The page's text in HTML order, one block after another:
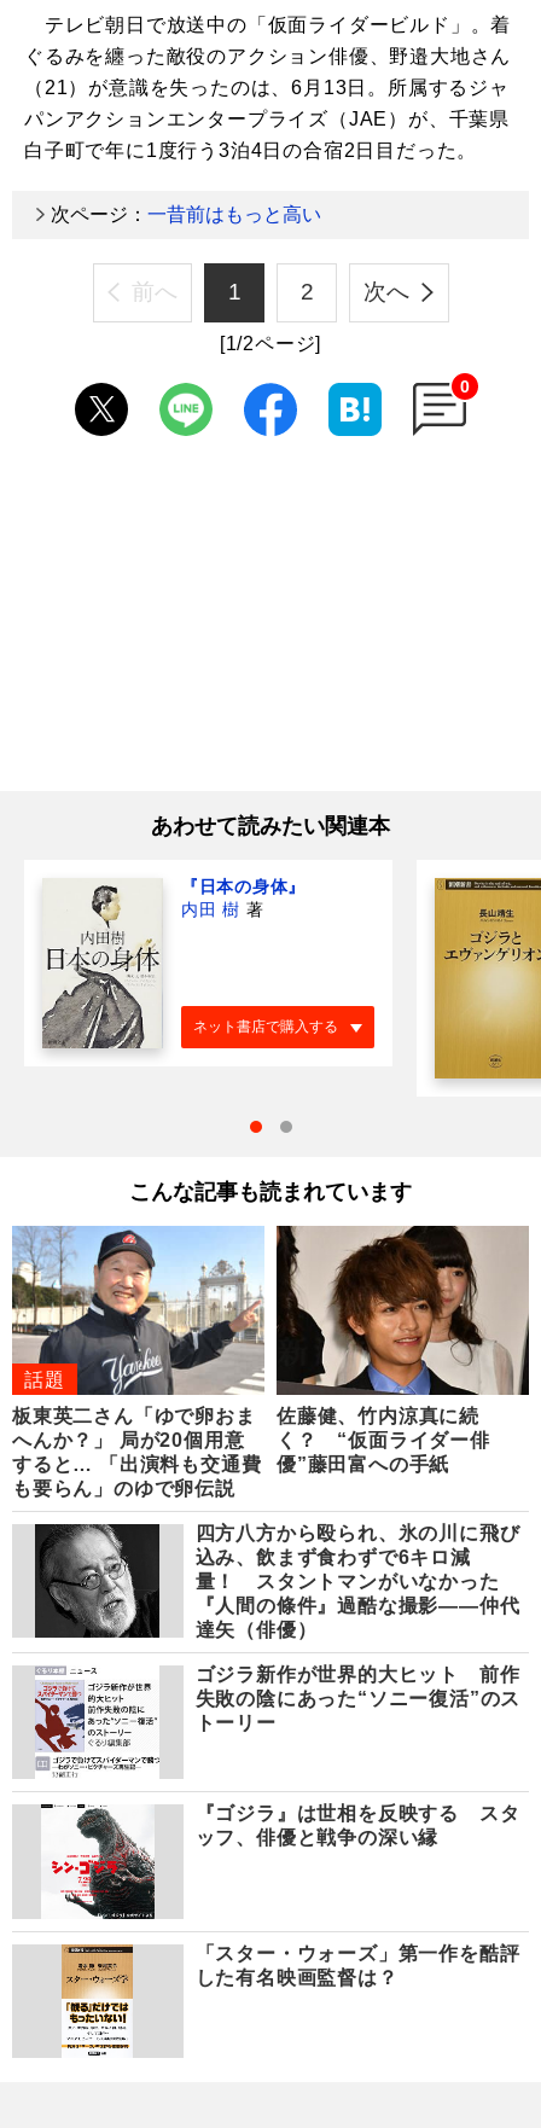
テレビ朝日で放送中の「仮面ライダービルド」。着
ぐるみを纏った敵役のアクション俳優、野邉大地さん
（21）が意識を失ったのは、6月13日。所属するジャ
パンアクションエンタープライズ（JAE）が、千葉県
白子町で年に1度行う3泊4日の合宿2日目だった。
次ページ： 一昔前はもっと高い
前へ 1 2 次へ
[1/2ページ]
0
あわせて読みたい関連本
『日本の身体』
内田 樹 著
ネット書店で購入する
こんな記事も読まれています
話題
板東英二さん「ゆで卵おま
へんか？」 局が20個用意
すると… 「出演料も交通費
も要らん」のゆで卵伝説
佐藤健、竹内涼真に続
く？ “仮面ライダー俳
優”藤田富への手紙
四方八方から殴られ、氷の川に飛び
込み、飲まず食わずで6キロ減
量！ スタントマンがいなかった
『人間の條件』過酷な撮影――仲代
達矢（俳優）
ゴジラ新作が世界的大ヒット 前作
失敗の陰にあった“ソニー復活”のス
トーリー
『ゴジラ』は世相を反映する スタ
ッフ、俳優と戦争の深い縁
「スター・ウォーズ」第一作を酷評
した有名映画監督は？